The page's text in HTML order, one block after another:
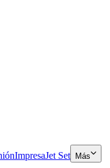
ImpresaJet Set Más